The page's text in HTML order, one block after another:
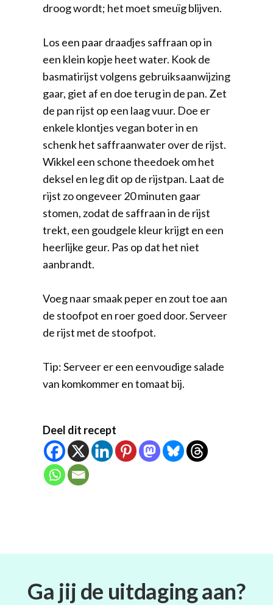
droog wordt; het moet smeuïg blijven.
Los een paar draadjes saffraan op in
een klein kopje heet water. Kook de
basmatirijst volgens gebruiksaanwijzing
gaar, giet af en doe terug in de pan. Zet
de pan rijst op een laag vuur. Doe er
enkele klontjes vegan boter in en
schenk het saffraanwater over de rijst.
Wikkel een schone theedoek om het
deksel en leg dit op de rijstpan. Laat de
rijst zo ongeveer 20 minuten gaar
stomen, zodat de saffraan in de rijst
trekt, een goudgele kleur krijgt en een
heerlijke geur. Pas op dat het niet
aanbrandt.
Voeg naar smaak peper en zout toe aan
de stoofpot en roer goed door. Serveer
de rijst met de stoofpot.
Tip: Serveer er een eenvoudige salade
van komkommer en tomaat bij.
Deel dit recept
Ga jij de uitdaging aan?